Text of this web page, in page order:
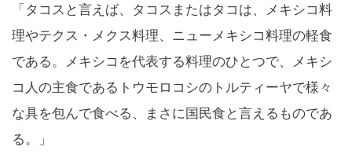
「タコスと言えば、タコスまたはタコは、メキシコ料
理やテクス・メクス料理、ニューメキシコ料理の軽食
である。メキシコを代表する料理のひとつで、メキシ
コ人の主食であるトウモロコシのトルティーヤで様々
な具を包んで食べる、まさに国民食と言えるものであ
る。」